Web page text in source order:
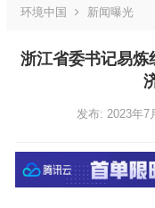
环境中国 新闻曝光
浙江省委书记易
发布: 2023年7